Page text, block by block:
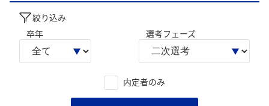
絞り込み
卒年
選考フェーズ
内定者のみ